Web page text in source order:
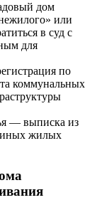
дом
или
в суд с
для
по
коммунальных
— выписка из
иных жилых